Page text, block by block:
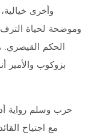
وأخرى
وموضحة لحياة
الحكم القيصري.
بزوكوب
حرب وسلم رواية
مع اجتياح